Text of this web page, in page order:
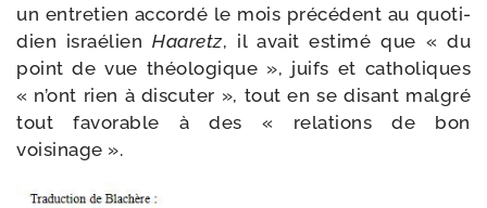
un entre­tien accor­dé le mois pré­cé­dent au quo­ti­
dien israé­lienHaaretz, il avait esti­mé que « du
point de vue théo­lo­gique », juifs et catho­liques
« n’ont rien à dis­cu­ter », tout en se disant mal­gré
tout favo­rable à des « rela­tions de bon
voisinage ».